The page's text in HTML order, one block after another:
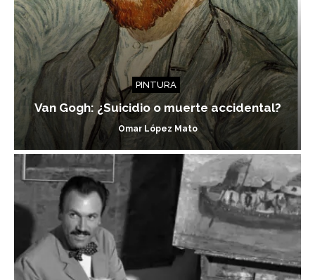
PINTURA
Van Gogh: ¿Suicidio o muerte accidental?
Omar López Mato